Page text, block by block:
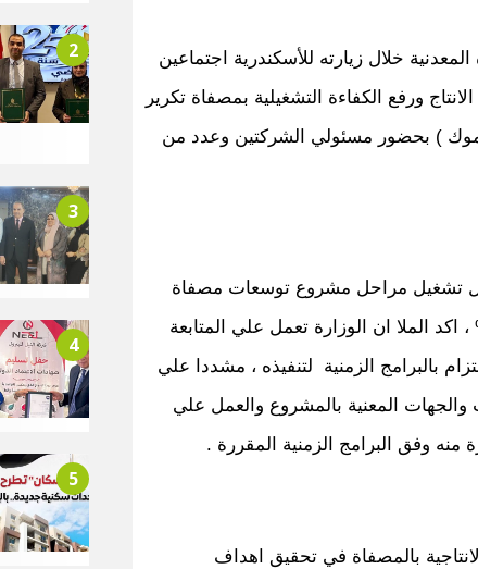
خلال زيارته للأسكندرية اجتماعين
ورفع الكفاءة التشغيلية بمصفاة تكرير
أموك ) بحضور مسئولي الشركتين وعدد من
تشغيل مراحل مشروع توسعات مصفاة
ميدور لزيادة الطاقة الإنتاجية بنسبة ٦٠% ، اكد الملا ان الوزارة تعمل علي المتابعة
بالبرامج الزمنية لتنفيذه ، مشددا علي
المعنية بالمشروع والعمل علي
وفق البرامج الزمنية المقررة .
بالمصفاة في تحقيق اهداف
2
3
4
5